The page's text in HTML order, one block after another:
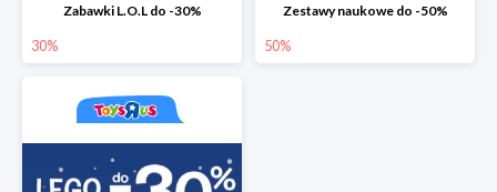
Zabawki L.O.L do -30%
30%
Zestawy naukowe do -50%
50%